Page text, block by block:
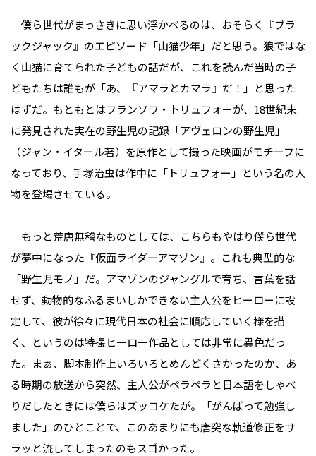
僕ら世代がまっさきに思い浮かべるのは、おそらく『ブラ
ックジャック』のエピソード「山猫少年」だと思う。狼ではな
く山猫に育てられた子どもの話だが、これを読んだ当時の子
どもたちは誰もが「あ、『アマラとカマラ』だ！」と思った
はずだ。もともとはフランソワ・トリュフォーが、18世紀末
に発見された実在の野生児の記録「アヴェロンの野生児」
（ジャン・イタール著）を原作として撮った映画がモチーフに
なっており、手塚治虫は作中に「トリュフォー」という名の人
物を登場させている。
もっと荒唐無稽なものとしては、こちらもやはり僕ら世代
が夢中になった『仮面ライダーアマゾン』。これも典型的な
「野生児モノ」だ。アマゾンのジャングルで育ち、言葉を話
せず、動物的なふるまいしかできない主人公をヒーローに設
定して、彼が徐々に現代日本の社会に順応していく様を描
く、というのは特撮ヒーロー作品としては非常に異色だっ
た。まぁ、脚本制作上いろいろとめんどくさかったのか、あ
る時期の放送から突然、主人公がペラペラと日本語をしゃべ
りだしたときには僕らはズッコケたが。「がんばって勉強し
ました」のひとことで、このあまりにも唐突な軌道修正をサ
ラッと流してしまったのもスゴかった。